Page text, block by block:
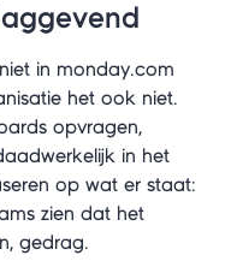
in monday.com
het ook niet.
opvragen,
in het
op wat er staat:
zien dat het
gedrag.